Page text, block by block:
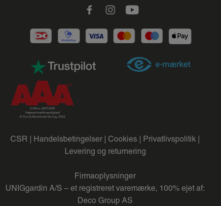
FacebookInstagramYoutube
CSR | Handelsbetingelser | Cookies | Privatlivspolitik |
Levering og returnering
Firmaoplysninger
UNIGgardin A/S – et registreret varemærke, 100% ejet af:
Deco Group AS